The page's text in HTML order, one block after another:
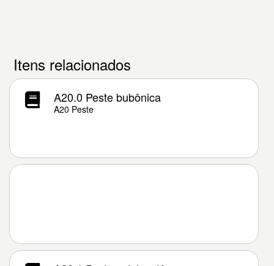
Itens relacionados
A20.0 Peste bubônica
A20 Peste